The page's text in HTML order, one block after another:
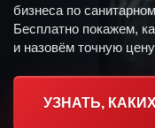
бизнеса по
Бесплатно покажем,
и назовём точную
УЗНАТЬ,